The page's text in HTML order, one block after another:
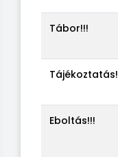
Tábor!!!
Tájékoztatás!
Eboltás!!!